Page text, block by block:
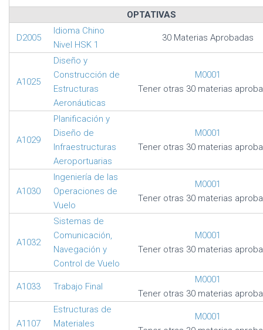
OPTATIVAS
D2005
Idioma Chino
Nivel HSK 1
30 Materias Aprobadas
A1025
Diseño y
Construcción de
Estructuras
Aeronáuticas
M0001
Tener otras 30 materias
A1029
Planificación y
Diseño de
Infraestructuras
Aeroportuarias
M0001
Tener otras 30 materias
A1030
Ingeniería de las
Operaciones de
Vuelo
M0001
Tener otras 30 materias
A1032
Sistemas de
Comunicación,
Navegación y
Control de Vuelo
M0001
Tener otras 30 materias
A1033 Trabajo Final
M0001
Tener otras 30 materias
A1107
Estructuras de
Materiales
M0001